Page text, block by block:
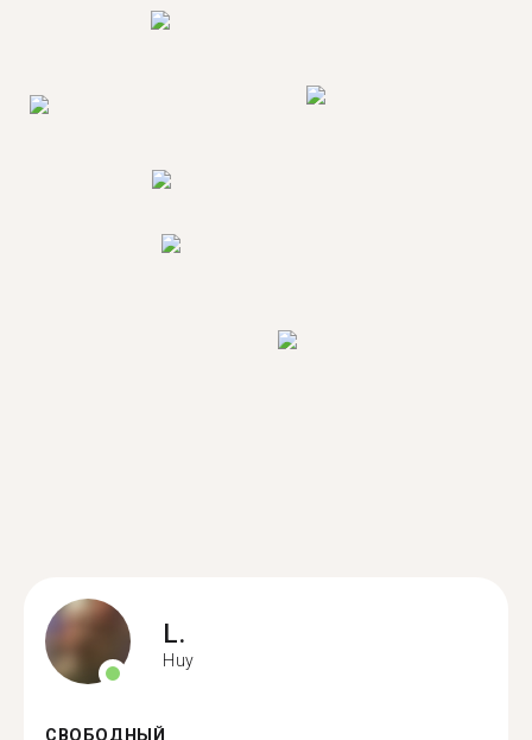
L.
Huy
СВОБОДНЫЙ